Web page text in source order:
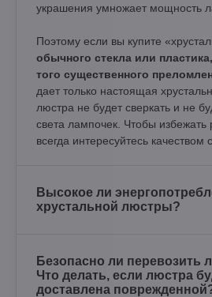
украшения умножает мощность
Поэтому если вы купите
обычного стекла или
того существенного
дает только настоящая
люстра не будет сверкать и не
света лампочек. Чтобы избежать
всегда интересуйтесь качеством
Высокое ли
хрустальной люстры?
Безопасно ли перевозить
Что делать, если люстра
доставлена